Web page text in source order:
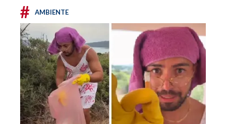
# AMBIENTE